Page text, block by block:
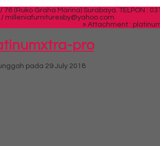
/ 76 (Ruko Graha Marina) Surabaya. TELPON :
milleniafurnituresby@yahoo.com
» Attachment :
pro
pada 29 July 2018